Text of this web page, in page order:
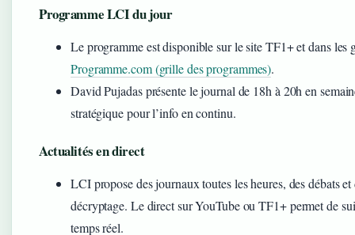
Programme LCI du jour
Le programme est disponible sur le site TF1+ et dans
Programme.com (grille des programmes).
David Pujadas présente le journal de 18h à 20h en
stratégique pour l’info en continu.
Actualités en direct
LCI propose des journaux toutes les heures, des débats et
décryptage. Le direct sur YouTube ou TF1+ permet de
temps réel.